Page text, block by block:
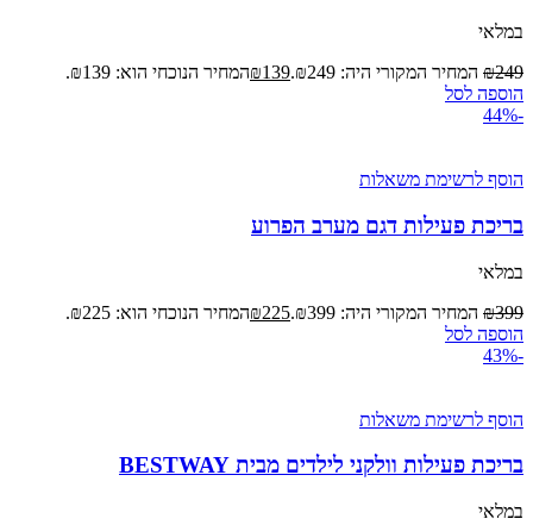
במלאי
₪249 המחיר המקורי היה: ₪249. ₪139
המחיר הנוכחי הוא: ₪139.
הוספה לסל
-44%
הוסף לרשימת משאלות
בריכת פעילות דגם מערב הפרוע
במלאי
₪399 המחיר המקורי היה: ₪399. ₪225
המחיר הנוכחי הוא: ₪225.
הוספה לסל
-43%
הוסף לרשימת משאלות
בריכת פעילות וולקני לילדים מבית BESTWAY
במלאי